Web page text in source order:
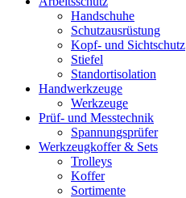
Handschuhe
Schutzausrüstung
Kopf- und Sichtschutz
Stiefel
Standortisolation
Handwerkzeuge
Werkzeuge
Prüf- und Messtechnik
Spannungsprüfer
Werkzeugkoffer & Sets
Trolleys
Koffer
Sortimente